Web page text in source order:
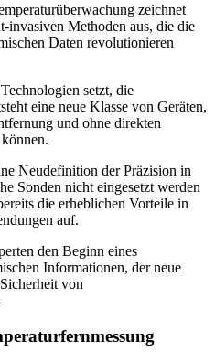
zeichnet
invasiven Methoden aus, die die
Daten revolutionieren
setzt, die
eine neue Klasse von Geräten,
und ohne direkten
Neudefinition der Präzision in
Sonden nicht eingesetzt werden
die erheblichen Vorteile in
auf.
den Beginn eines
Informationen, der neue
von